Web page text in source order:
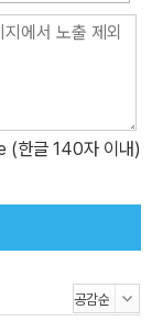
한글 140자 이내)